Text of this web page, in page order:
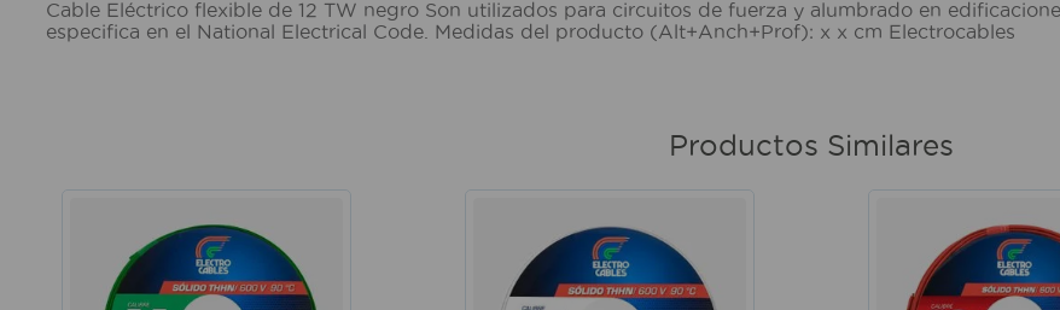
Cable Eléctrico flexible de 12 TW negro Son utilizados para circuitos de fuerza y alumbrado en
especifica en el National Electrical Code. Medidas del producto (Alt+Anch+Prof): x x cm Electrocables
Productos Similares